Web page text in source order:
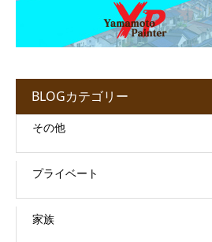
BLOGカテゴリー
その他
プライベート
家族